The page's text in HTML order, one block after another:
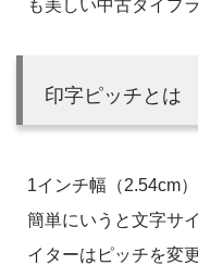
も美しい中古タイプ
印字ピッチとは
1インチ幅（2.54cm
簡単にいうと文字サ
イターはピッチを変